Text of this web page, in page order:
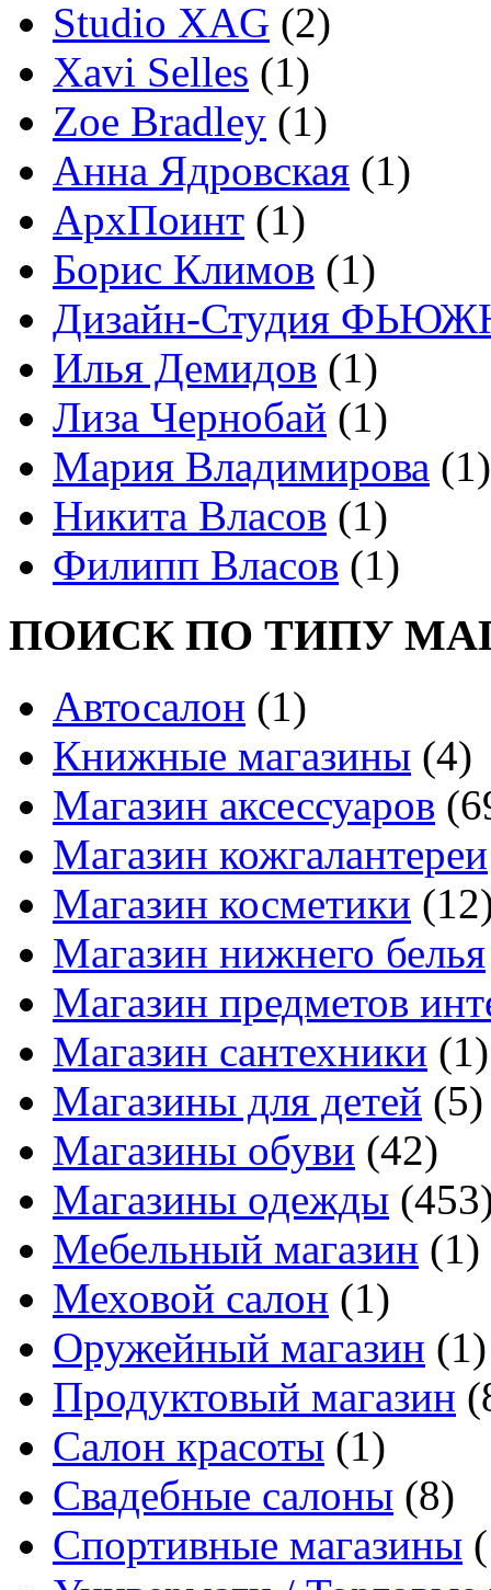
Studio XAG (2)
Xavi Selles (1)
Zoe Bradley (1)
Анна Ядровская (1)
АрхПоинт (1)
Борис Климов (1)
Дизайн-Студия
Илья Демидов (1)
Лиза Чернобай (1)
Мария Владимирова (1)
Никита Власов (1)
Филипп Власов (1)
ПОИСК ПО ТИПУ
Автосалон (1)
Книжные магазины (4)
Магазин аксессуаров
Магазин кожгалантереи
Магазин косметики
Магазин нижнего белья
Магазин предметов
Магазин сантехники (1)
Магазины для детей (5)
Магазины обуви (42)
Магазины одежды
Мебельный магазин (1)
Меховой салон (1)
Оружейный магазин (1)
Продуктовый магазин
Салон красоты (1)
Свадебные салоны (8)
Спортивные магазины